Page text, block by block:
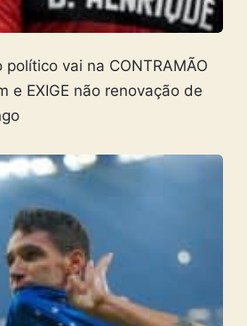
político vai na CONTRAMÃO
e EXIGE não renovação de